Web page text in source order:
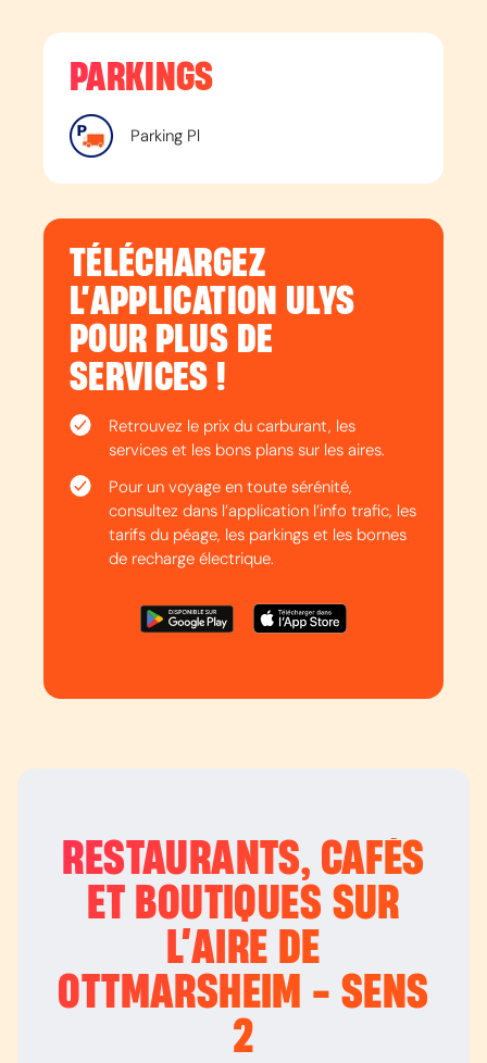
PARKINGS
Parking Pl
TÉLÉCHARGEZ
L’APPLICATION ULYS
POUR PLUS DE
SERVICES !
Retrouvez le prix du carburant, les
services et les bons plans sur les aires.
Pour un voyage en toute sérénité,
consultez dans l’application l’info trafic, les
tarifs du péage, les parkings et les bornes
de recharge électrique.
RESTAURANTS, CAFÉS
ET BOUTIQUES SUR
L’AIRE DE
OTTMARSHEIM - SENS
2